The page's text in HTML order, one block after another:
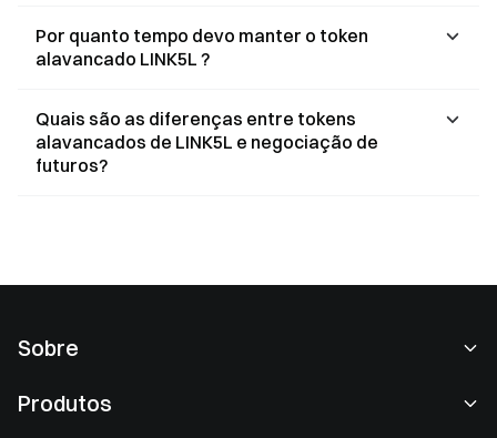
Por quanto tempo devo manter o token
alavancado LINK5L ?
Quais são as diferenças entre tokens
alavancados de LINK5L e negociação de
futuros?
Sobre
Produtos